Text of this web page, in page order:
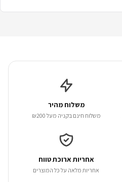
משלוח מהיר
משלוח חינם בקניה מעל ₪200
אחריות ארוכת טווח
אחריות מלאה על כל המוצרים